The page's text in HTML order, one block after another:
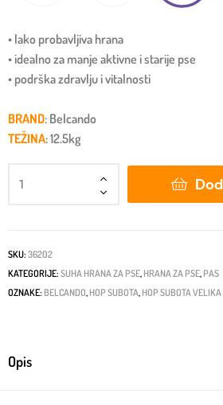
• lako probavljiva hrana
• idealno za manje aktivne i starije pse
• podrška zdravlju i vitalnosti
BRAND: Belcando
TEŽINA: 12.5kg
SKU: 36202
KATEGORIJE: SUHA HRANA ZA PSE, HRANA ZA PSE, PAS
OZNAKE: BELCANDO, HOP SUBOTA, HOP SUBOTA
Opis